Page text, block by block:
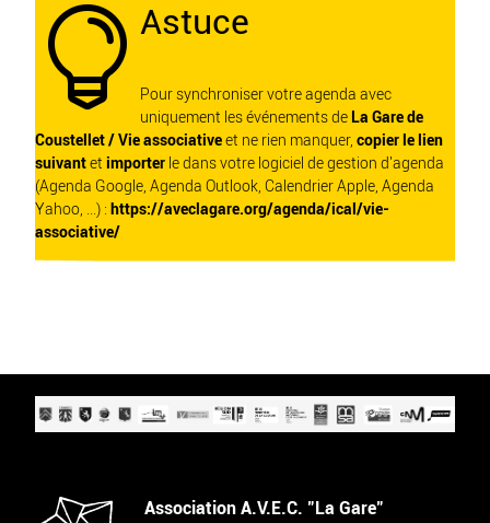
 Astuce
Pour synchroniser votre agenda avec
uniquement les événements de La Gare de
Coustellet / Vie associativeet ne rien manquer, copier le lien
suivantet importer le dans votre logiciel de gestion d'agenda
(Agenda Google, Agenda Outlook, Calendrier Apple, Agenda
Yahoo, ...) : https://aveclagare.org/agenda/ical/vie-
associative/
Association A.V.E.C. "La Gare"